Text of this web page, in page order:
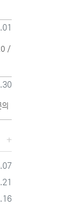
일
/
일
일